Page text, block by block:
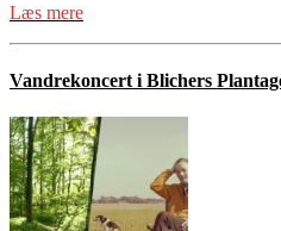
Læs mere
Vandrekoncert i Blichers